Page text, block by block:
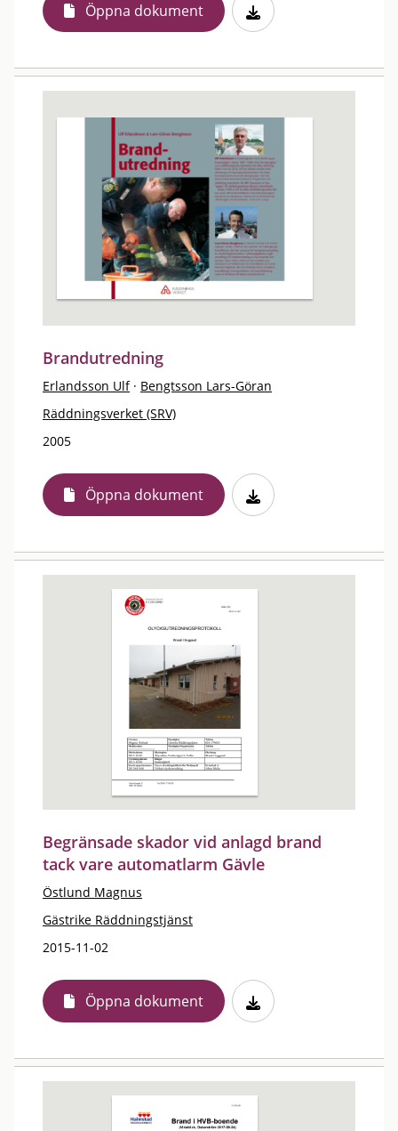
Öppna dokument
Brandutredning
Erlandsson Ulf · Bengtsson Lars-Göran
Räddningsverket (SRV)
2005
Öppna dokument
Begränsade skador vid anlagd brand
tack vare automatlarm Gävle
Östlund Magnus
Gästrike Räddningstjänst
2015-11-02
Öppna dokument